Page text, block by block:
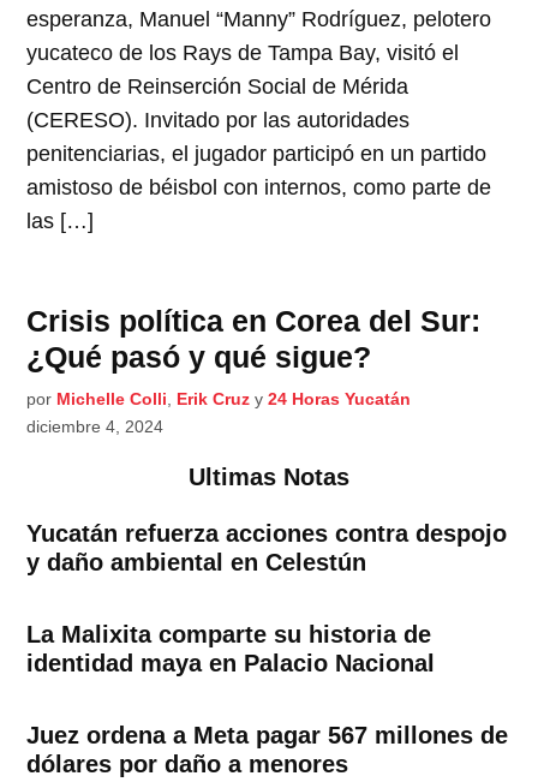
esperanza, Manuel “Manny” Rodríguez, pelotero
yucateco de los Rays de Tampa Bay, visitó el
Centro de Reinserción Social de Mérida
(CERESO). Invitado por las autoridades
penitenciarias, el jugador participó en un partido
amistoso de béisbol con internos, como parte de
las […]
Crisis política en Corea del Sur:
¿Qué pasó y qué sigue?
por Michelle Colli, Erik Cruz y24 Horas Yucatán
diciembre 4, 2024
Ultimas Notas
Yucatán refuerza acciones contra despojo
y daño ambiental en Celestún
La Malixita comparte su historia de
identidad maya en Palacio Nacional
Juez ordena a Meta pagar 567 millones de
dólares por daño a menores